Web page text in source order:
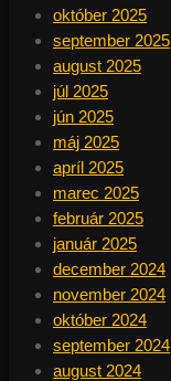
október 2025
september 2025
august 2025
júl 2025
jún 2025
máj 2025
apríl 2025
marec 2025
február 2025
január 2025
december 2024
november 2024
október 2024
september 2024
august 2024